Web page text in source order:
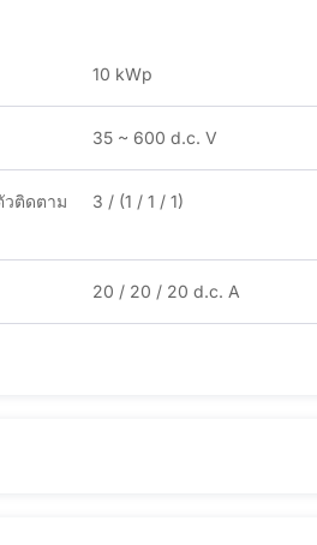
10 kWp
35 ~ 600 d.c. V
วติดตาม
3 / (1 / 1 / 1)
20 / 20 / 20 d.c. A